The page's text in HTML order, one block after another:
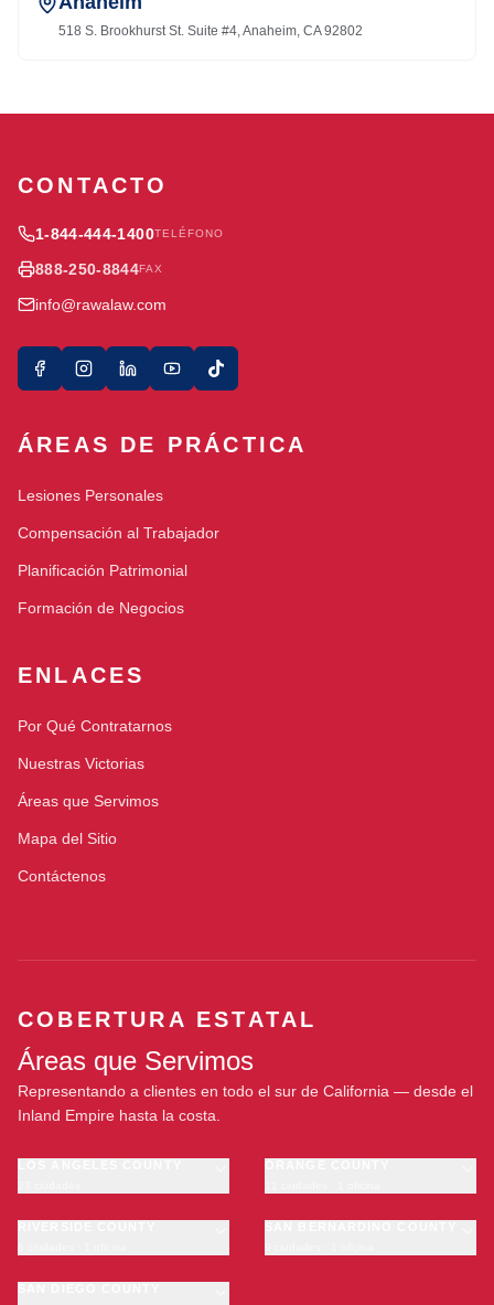
518 S. Brookhurst St. Suite #4, Anaheim, CA 92802
CONTACTO
1-844-444-1400TELÉFONO
888-250-8844FAX
info@rawalaw.com
ÁREAS DE PRÁCTICA
Lesiones Personales
Compensación al Trabajador
Planificación Patrimonial
Formación de Negocios
ENLACES
Por Qué Contratarnos
Nuestras Victorias
Áreas que Servimos
Mapa del Sitio
Contáctenos
COBERTURA ESTATAL
Áreas que Servimos
Representando a clientes en todo el sur de California — desde el
Inland Empire hasta la costa.
Glendale
Pasadena
Irvine